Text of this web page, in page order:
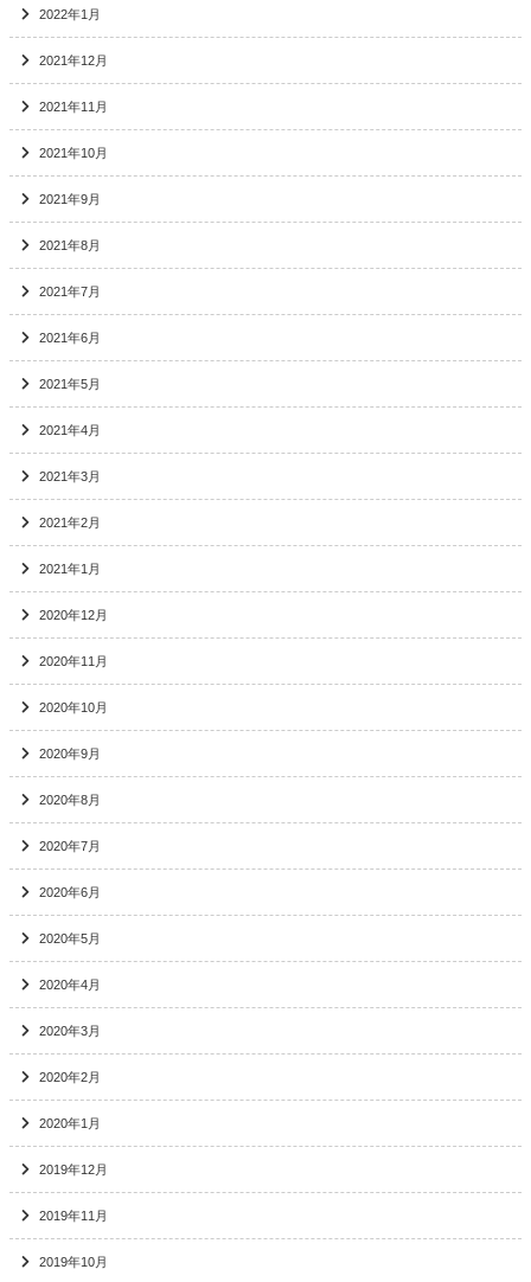
2022年1月
2021年12月
2021年11月
2021年10月
2021年9月
2021年8月
2021年7月
2021年6月
2021年5月
2021年4月
2021年3月
2021年2月
2021年1月
2020年12月
2020年11月
2020年10月
2020年9月
2020年8月
2020年7月
2020年6月
2020年5月
2020年4月
2020年3月
2020年2月
2020年1月
2019年12月
2019年11月
2019年10月